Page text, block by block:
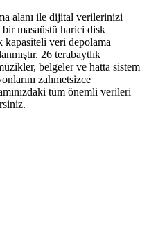
alanı ile dijital verilerinizi
bir masaüstü harici disk
veri depolama
26 terabaytlık
belgeler ve hatta sistem
zahmetsizce
tüm önemli verileri